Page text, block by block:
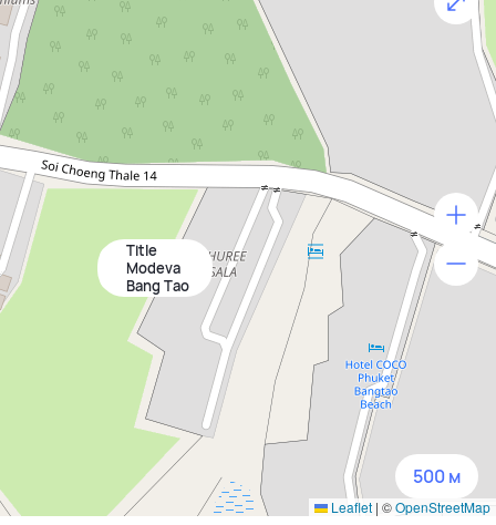
Title
Modeva
Bang Tao
Leaflet | ©OpenStreetMap
500 м
500 м
1500 м
3 км
5 км